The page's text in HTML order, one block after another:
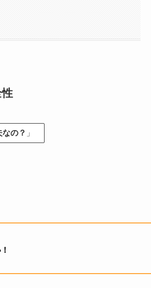
の？ 」